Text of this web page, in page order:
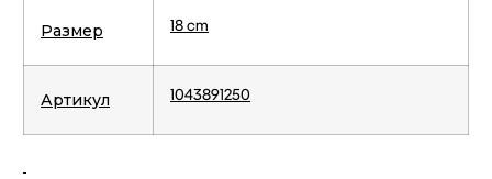
Размер 18 cm
Артикул 1043891250